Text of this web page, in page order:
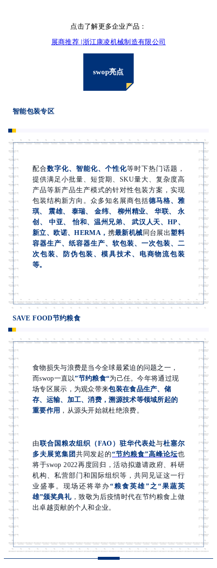
点击了解更多企业产品：
展商推荐 |浙江康凌机械制造有限公司
swop亮点
智能包装专区
配合数字化、智能化、个性化等时下热门话题，
提供满足小批量、短货期、SKU量大、复杂度高
产品等新产品生产模式的针对性包装方案，实现
包装结构新方向。众多知名展商包括德马格、雅
琪、 震雄、 泰瑞、 金纬、 柳州精业、 华联、 永
创、 中亚、 怡和、温州兄弟、 武汉人天、HP、
新立、欧诺、HERMA， 携最新机械 同台展出塑料
容器生产、纸容器生产、软包装、一次包装、二
次包装、防伪包装、模具技术、电商物流包装
等。
SAVE FOOD节约粮食
食物损失与浪费是当今全球最紧迫的问题之一，
而swop一直以”节约粮食“为己任。今年将通过现
场专区展示，为观众带来包装在食品生产、储
存、运输、加工、消费，溯源技术等领域所起的
重要作用 ，从源头开始就杜绝浪费。
由联合国粮农组织（FAO）驻华代表处与杜塞尔
多夫展览集团 共同发起的“节约粮食”高峰论坛也
将于swop 2022再度回归，活动拟邀请政府、科研
机构、私营部门和国际组织等，共同见证这一行
业盛事。现场还将举办“粮食英雄”之“果蔬英
雄”颁奖典礼，致敬为后疫情时代在节约粮食上做
出卓越贡献的个人和企业。